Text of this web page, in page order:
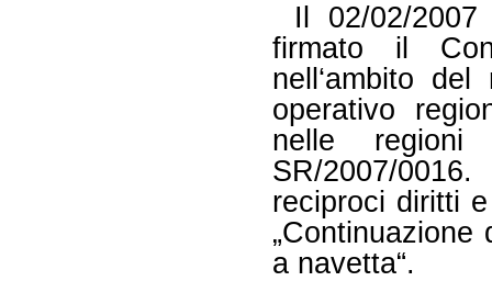
Il 02/02/
firmato il
nell‘ambito
operativo
nelle
SR/2007/
reciproci diritti
a navetta“.